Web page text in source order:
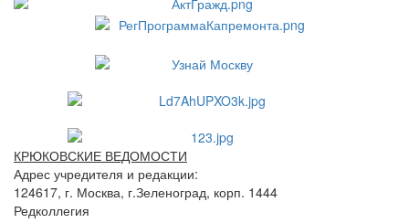
КРЮКОВСКИЕ ВЕДОМОСТИ
Адрес учредителя и редакции:
124617, г. Москва, г.Зеленоград, корп. 1444
Редколлегия